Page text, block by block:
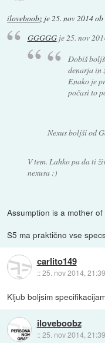
iloveboobz je25. nov 2014
GGGGGje25. nov
Dobiš
denarja in
Enako je
počasi to
Nexus boljši od
V tem. Lahko pa da ti
nexusa :)
Assumption is a mother
S5 ma praktično vse
carlito149
::25. nov 2014, 21:39
Kljub boljsim
iloveboobz
::25. nov 2014, 21:39